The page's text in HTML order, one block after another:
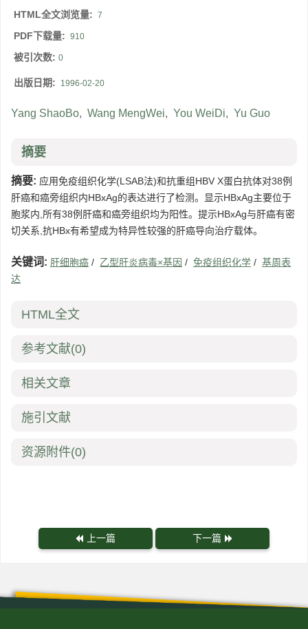
HTML全文浏览量: 7
PDF下载量: 910
被引次数: 0
出版日期: 1996-02-20
Yang ShaoBo, Wang MengWei, You WeiDi, Yu Guo
摘要
摘要: 应用免疫组织化学(LSAB法)和抗重组HBV X蛋白抗体对38例
肝癌和癌旁组织内HBxAg的表达进行了检测。显示HBxAg主要位于
胞浆内,所有38例肝癌和癌旁组织均为阳性。提示HBxAg与肝癌有密
切关系,抗HBx有希望成为特异性较强的肝癌导向治疗载体。
关键词: 肝细胞癌 / 乙型肝炎病毒×基因 / 免疫组织化学 / 基周表
达
HTML全文
参考文献(0)
相关文章
施引文献
资源附件(0)
上一篇 下一篇